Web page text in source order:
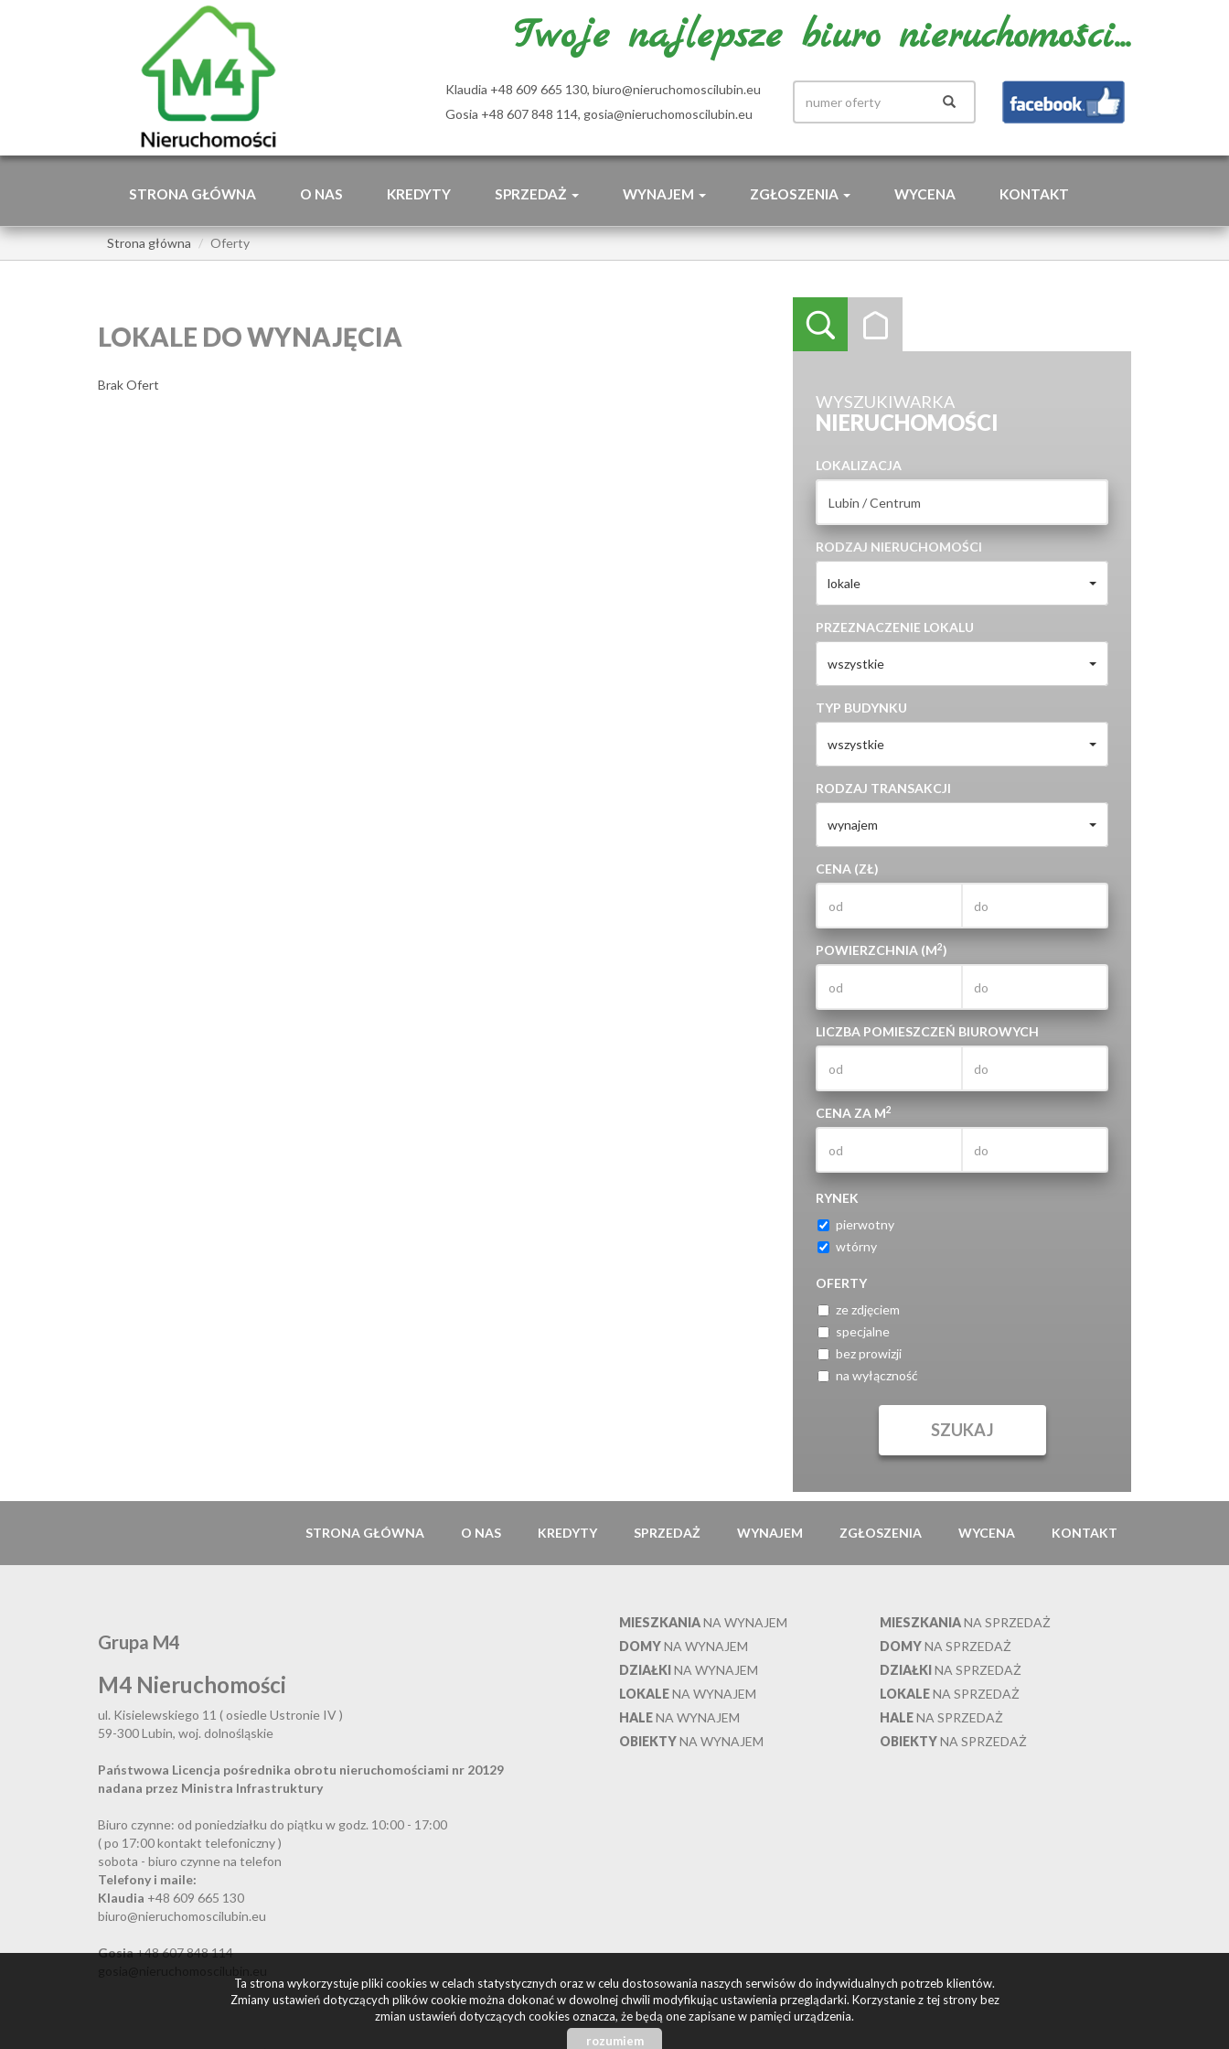
Twoje najlepsze biuro nieruchomości...
Klaudia +48 609 665 130, biuro@nieruchomoscilubin.eu
Gosia +48 607 848 114, gosia@nieruchomoscilubin.eu
STRONA GŁÓWNA O NAS KREDYTY SPRZEDAŻ WYNAJEM ZGŁOSZENIA WYCENA KONTAKT
Strona główna Oferty
WYSZUKIWARKA
NIERUCHOMOŚCI
LOKALIZACJA
RODZAJ NIERUCHOMOŚCI
lokale
PRZEZNACZENIE LOKALU
wszystkie
TYP BUDYNKU
wszystkie
RODZAJ TRANSAKCJI
wynajem
CENA (ZŁ)
POWIERZCHNIA (M2)
LICZBA POMIESZCZEŃ BIUROWYCH
CENA ZA M2
RYNEK
pierwotny
wtórny
OFERTY
ze zdjęciem
specjalne
bez prowizji
na wyłączność
LOKALE DO WYNAJĘCIA
Brak Ofert
STRONA GŁÓWNA O NAS KREDYTY SPRZEDAŻ WYNAJEM ZGŁOSZENIA WYCENA KONTAKT
Grupa M4
M4 Nieruchomości
ul. Kisielewskiego 11 ( osiedle Ustronie IV )
59-300 Lubin, woj. dolnośląskie
Państwowa Licencja pośrednika obrotu nieruchomościami nr 20129
nadana przez Ministra Infrastruktury
Biuro czynne: od poniedziałku do piątku w godz. 10:00 - 17:00
( po 17:00 kontakt telefoniczny )
sobota - biuro czynne na telefon
Telefony i maile:
Klaudia +48 609 665 130
biuro@nieruchomoscilubin.eu
Gosia+48 607 848 114
MIESZKANIANA WYNAJEM
DOMYNA WYNAJEM
DZIAŁKINA WYNAJEM
LOKALENA WYNAJEM
HALENA WYNAJEM
OBIEKTYNA WYNAJEM
MIESZKANIANA SPRZEDAŻ
DOMYNA SPRZEDAŻ
DZIAŁKINA SPRZEDAŻ
LOKALENA SPRZEDAŻ
HALENA SPRZEDAŻ
OBIEKTYNA SPRZEDAŻ
Ta strona wykorzystuje pliki cookies w celach statystycznych oraz w celu dostosowania naszych serwisów do indywidualnych potrzeb klientów.
Zmiany ustawień dotyczących plików cookie można dokonać w dowolnej chwili modyfikując ustawienia przeglądarki. Korzystanie z tej strony bez
zmian ustawień dotyczących cookies oznacza, że będą one zapisane w pamięci urządzenia.
rozumiem